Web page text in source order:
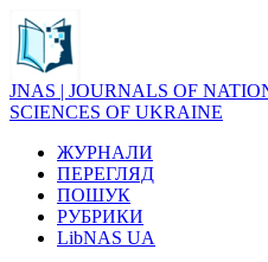
JNAS | JOURNALS OF
SCIENCES OF UKRAINE
ЖУРНАЛИ
ПЕРЕГЛЯД
ПОШУК
РУБРИКИ
LibNAS UA